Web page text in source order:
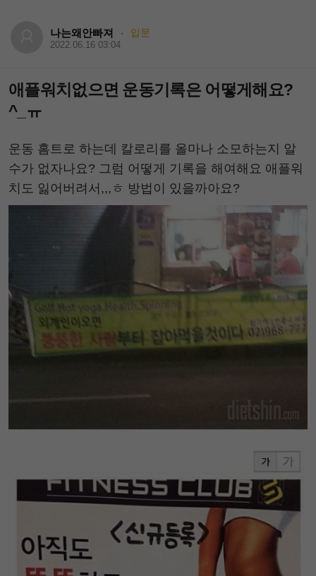
나는왜안빠져 · 입문
2022.06.16 03:04
애플워치없으면 운동기록은 어떻게해요?
^_ㅠ
운동 홈트로 하는데 칼로리를 올마나 소모하는지 알
수가 없자나요? 그럼 어떻게 기록을 해여해요 애플워
치도 잃어버려서,,,ㅎ 방법이 있을까아요?